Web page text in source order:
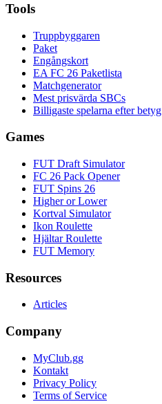
Tools
Truppbyggaren
Paket
Engångskort
EA FC 26 Paketlista
Matchgenerator
Mest prisvärda SBCs
Billigaste spelarna efter betyg
Games
FUT Draft Simulator
FC 26 Pack Opener
FUT Spins 26
Higher or Lower
Kortval Simulator
Ikon Roulette
Hjältar Roulette
FUT Memory
Resources
Articles
Company
MyClub.gg
Kontakt
Privacy Policy
Terms of Service